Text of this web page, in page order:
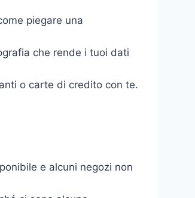
piegare una
che rende i tuoi dati
o carte di credito con te.
e alcuni negozi non